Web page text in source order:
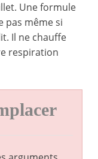
Une formule
pas même si
Il ne chauffe
respiration